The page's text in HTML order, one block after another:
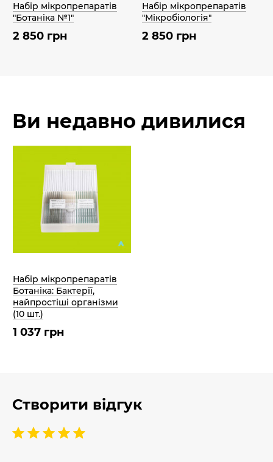
Набір мікропрепаратів
"Ботаніка №1"
2 850 грн
Набір мікропрепаратів
"Мікробіологія"
2 850 грн
Ви недавно дивилися
Набір мікропрепаратів
Ботаніка: Бактерії,
найпростіші організми
(10 шт.)
1 037 грн
Створити відгук